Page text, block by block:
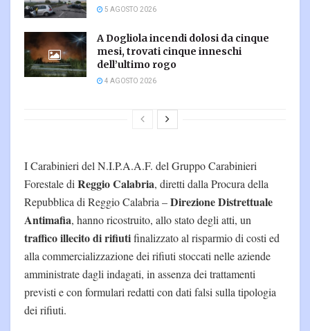
5 AGOSTO 2026
A Dogliola incendi dolosi da cinque
mesi, trovati cinque inneschi
dell’ultimo rogo
4 AGOSTO 2026
I Carabinieri del N.I.P.A.A.F. del Gruppo Carabinieri
Forestale diReggio Calabria, diretti dalla Procura della
Repubblica di Reggio Calabria –Direzione Distrettuale
Antimafia, hanno ricostruito, allo stato degli atti, un
traffico illecito di rifiutifinalizzato al risparmio di costi ed
alla commercializzazione dei rifiuti stoccati nelle aziende
amministrate dagli indagati, in assenza dei trattamenti
previsti e con formulari redatti con dati falsi sulla tipologia
dei rifiuti.